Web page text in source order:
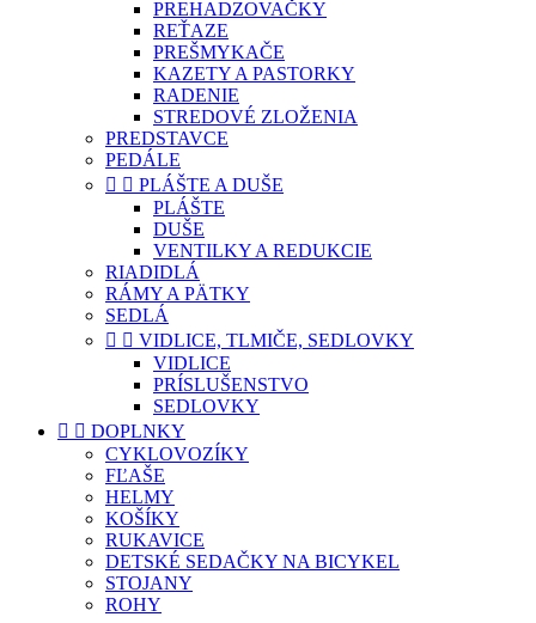
PREHADZOVAČKY
REŤAZE
PREŠMYKAČE
KAZETY A PASTORKY
RADENIE
STREDOVÉ ZLOŽENIA
PREDSTAVCE
PEDÁLE
  PLÁŠTE A DUŠE
PLÁŠTE
DUŠE
VENTILKY A REDUKCIE
RIADIDLÁ
RÁMY A PÄTKY
SEDLÁ
  VIDLICE, TLMIČE, SEDLOVKY
VIDLICE
PRÍSLUŠENSTVO
SEDLOVKY
  DOPLNKY
CYKLOVOZÍKY
FĽAŠE
HELMY
KOŠÍKY
RUKAVICE
DETSKÉ SEDAČKY NA BICYKEL
STOJANY
ROHY